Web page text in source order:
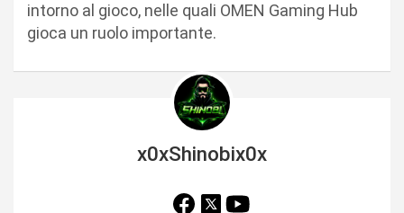
intorno al gioco, nelle quali OMEN Gaming Hub
gioca un ruolo importante.
x0xShinobix0x